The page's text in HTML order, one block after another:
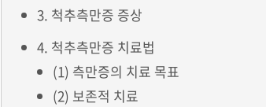
3. 척추측만증 증상
4. 척추측만증 치료법
(1) 측만증의 치료 목표
(2) 보존적 치료